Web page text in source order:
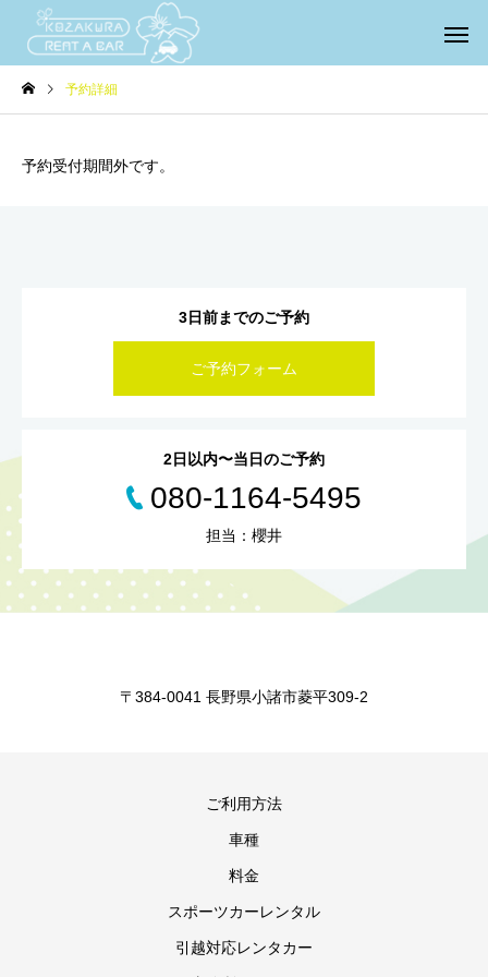
予約詳細
予約受付期間外です。
3日前までのご予約
ご予約フォーム
2日以内〜当日のご予約
080-1164-5495
担当：櫻井
〒384-0041 長野県小諸市菱平309-2
ご利用方法
車種
料金
スポーツカーレンタル
引越対応レンタカー